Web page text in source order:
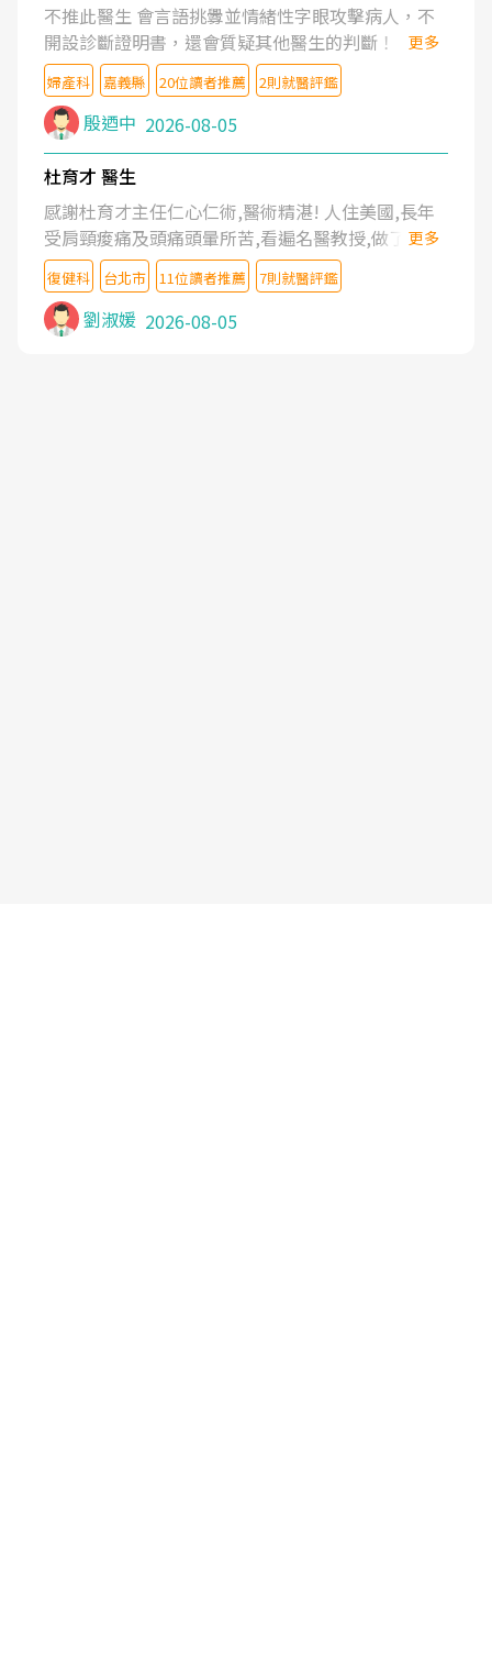
不推此醫生 會言語挑釁並情緒性字眼攻擊病人，不
開設診斷證明書，還會質疑其他醫生的判斷！
更多
婦產科 嘉義縣 20位讀者推薦 2則就醫評鑑
殷迺中 2026-08-05
杜育才 醫生
感謝杜育才主任仁心仁術,醫術精湛! 人住美國,長年
受肩頸痠痛及頭痛頭暈所苦,看遍名醫教授,做了各種
檢查,也嘗試過西醫打針,中醫針灸及物理徒手治療都
沒有用,後來連吃到嗎啡類止痛藥都效果有限,只是壓
症狀,沒多久就痛起來,多年失眠嚴重影響生活品質.
台灣親友介紹忠孝醫院杜育才主任是頸頭症候群專
更多
復健科 台北市 11位讀者推薦 7則就醫評鑑
劉淑媛 2026-08-05